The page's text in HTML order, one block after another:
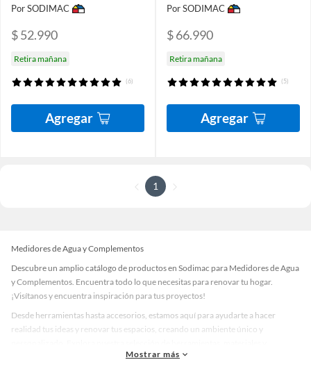
Por SODIMAC
$ 52.990
Retira mañana
(6)
Agregar
Por SODIMAC
$ 66.990
Retira mañana
(5)
Agregar
1
Medidores de Agua y Complementos
Descubre un amplio catálogo de productos en Sodimac para Medidores de Agua
y Complementos. Encuentra todo lo que necesitas para renovar tu hogar.
¡Visítanos y encuentra inspiración para tus proyectos!
Desde herramientas hasta accesorios, estamos aquí para ayudarte a hacer
realidad tus ideas y renovar tus espacios, creando un ambiente único y
accesorios de calidad que te ayudarán a crear un espacio más tú.
Mostrar más